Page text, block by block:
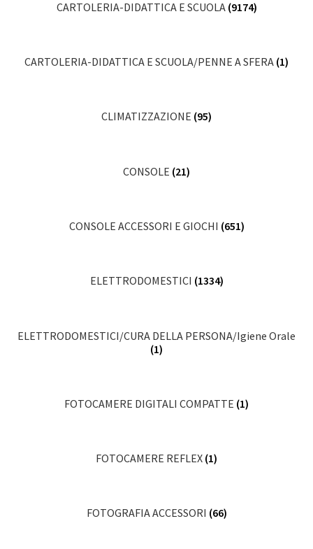
CARTOLERIA-DIDATTICA E SCUOLA (9174)
CARTOLERIA-DIDATTICA E SCUOLA/PENNE A SFERA (1)
CLIMATIZZAZIONE (95)
CONSOLE (21)
CONSOLE ACCESSORI E GIOCHI (651)
ELETTRODOMESTICI (1334)
ELETTRODOMESTICI/CURA DELLA PERSONA/Igiene Orale
(1)
FOTOCAMERE DIGITALI COMPATTE (1)
FOTOCAMERE REFLEX (1)
FOTOGRAFIA ACCESSORI (66)